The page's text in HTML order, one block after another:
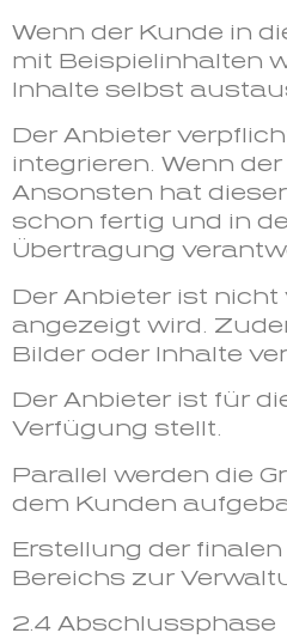
Wenn der Kunde in
mit Beispielinhalten
Inhalte selbst
Der Anbieter
integrieren. Wenn
Ansonsten hat dieser
schon fertig und in
Übertragung
Der Anbieter ist
angezeigt wird.
Bilder oder Inhalte
Der Anbieter ist für
Verfügung stellt.
Parallel werden die
dem Kunden
Erstellung der
Bereichs zur
2.4 Abschlussphase